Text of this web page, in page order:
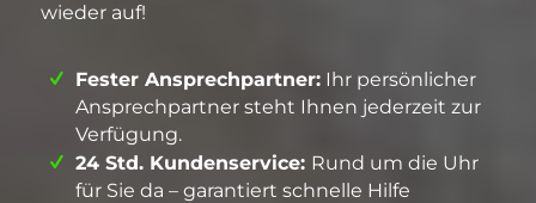
wieder auf!
Fester Ansprechpartner: Ihr persönlicher
Ansprechpartner steht Ihnen jederzeit zur
Verfügung.
24 Std. Kundenservice: Rund um die Uhr
für Sie da – garantiert schnelle Hilfe